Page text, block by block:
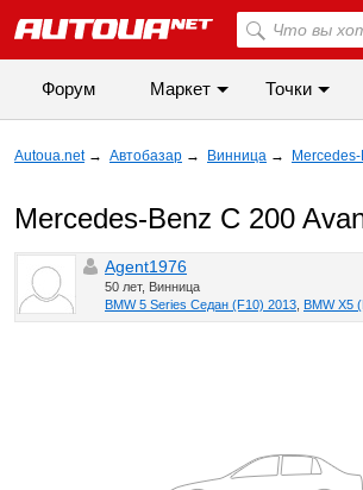
Форум Маркет Точки
Autoua.net → Автобазар → Винница →
Mercedes-Benz C 200
Agent1976
50 лет, Винница
BMW 5 Series Седан (F10) 2013 BMW X5